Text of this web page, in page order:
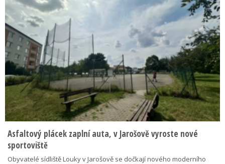
Asfaltový plácek zaplní auta, v Jarošově vyroste nové
sportoviště
Obyvatelé sídliště Louky v Jarošově se dočkají nového moderního